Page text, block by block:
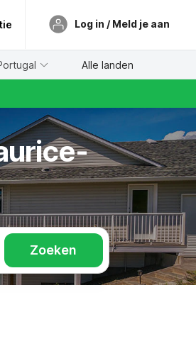
Log in / Meld je aan
Alle landen
Zoeken